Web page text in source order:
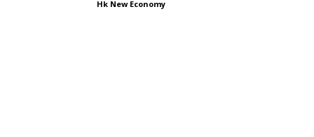
Hk New Economy